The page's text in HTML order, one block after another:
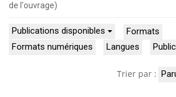
de l'ouvrage)
Publications disponibles
Formats
Formats numériques
Langues
Trier par :